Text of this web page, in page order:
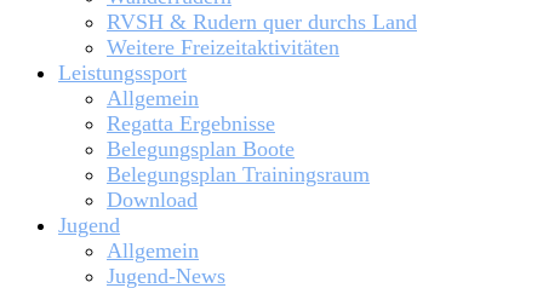
RVSH & Rudern quer durchs Land
Weitere Freizeitaktivitäten
Leistungssport
Allgemein
Regatta Ergebnisse
Belegungsplan Boote
Belegungsplan Trainingsraum
Download
Jugend
Allgemein
Jugend-News